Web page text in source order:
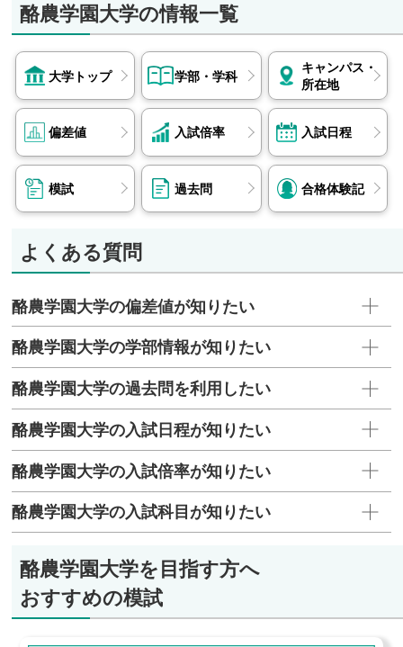
酪農学園大学の情報一覧
大学トップ 学部・学科
キャンパス・
所在地
偏差値 入試倍率 入試日程
模試 過去問 合格体験記
よくある質問
酪農学園大学の偏差値が知りたい
酪農学園大学の学部情報が知りたい
酪農学園大学の過去問を利用したい
酪農学園大学の入試日程が知りたい
酪農学園大学の入試倍率が知りたい
酪農学園大学の入試科目が知りたい
酪農学園大学を目指す方へ
おすすめの模試